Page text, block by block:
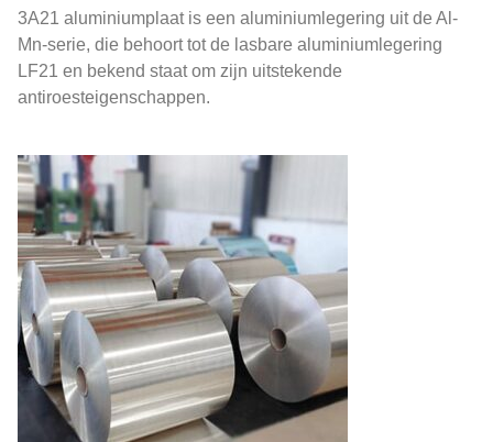
3A21 aluminiumplaat is een aluminiumlegering uit de Al-
Mn-serie, die behoort tot de lasbare aluminiumlegering
LF21 en bekend staat om zijn uitstekende
antiroesteigenschappen.